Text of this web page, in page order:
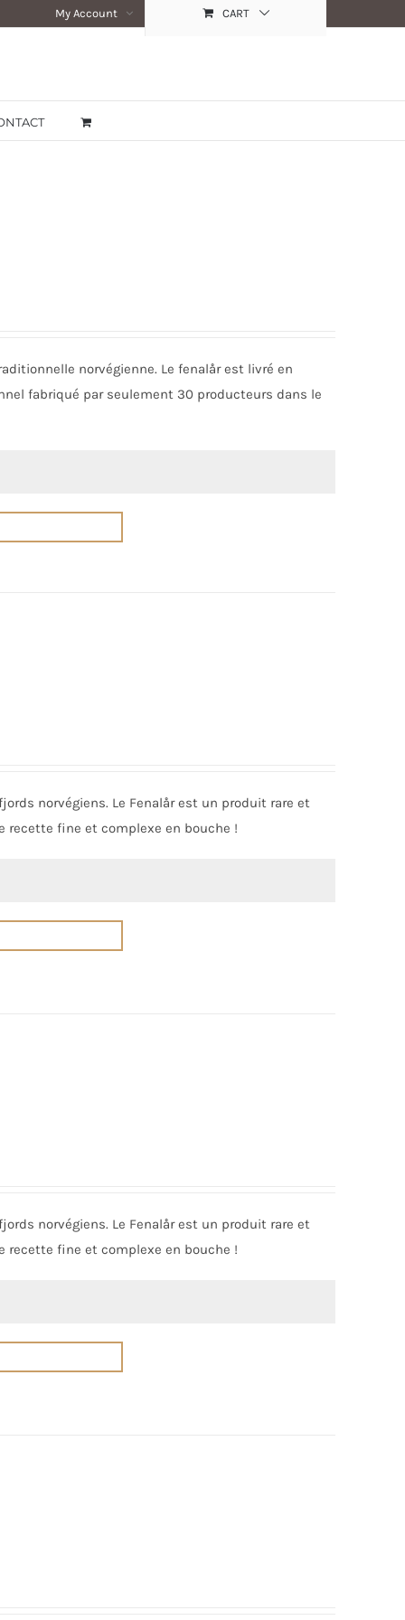
My Account CART
norvégienne. Le fenalår est livré en
fabriqué par seulement 30 producteurs dans le
norvégiens. Le Fenalår est un produit rare et
recette fine et complexe en bouche !
norvégiens. Le Fenalår est un produit rare et
recette fine et complexe en bouche !